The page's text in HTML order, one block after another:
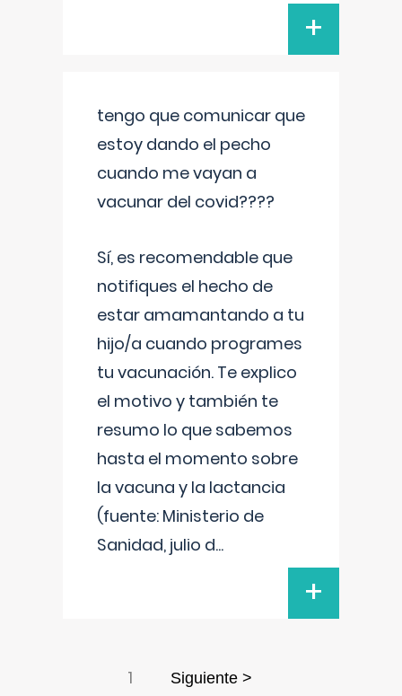
+
tengo que comunicar que
estoy dando el pecho
cuando me vayan a
vacunar del covid????
Sí, es recomendable que
notifiques el hecho de
estar amamantando a tu
hijo/a cuando programes
tu vacunación. Te explico
el motivo y también te
resumo lo que sabemos
hasta el momento sobre
la vacuna y la lactancia
(fuente: Ministerio de
Sanidad, julio d...
+
1 Siguiente >